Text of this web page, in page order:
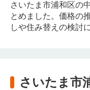
さいたま市浦和区の
とめました。価格の
しや住み替えの検討
さいたま市